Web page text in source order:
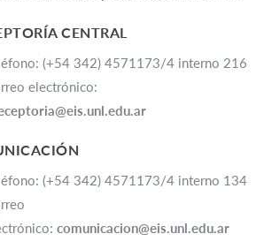
CENTRAL
(+54 342) 4571173/4 interno 216
electrónico:
(+54 342) 4571173/4 interno 134
comunicacion@eis.unl.edu.ar